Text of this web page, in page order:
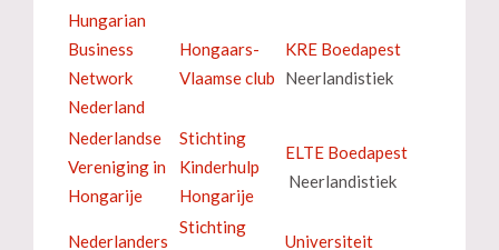
Hungarian
Business
Network
Nederland
Hongaars-
Vlaamse club
KRE Boedapest
Neerlandistiek
Nederlandse
Vereniging in
Hongarije
Stichting
Kinderhulp
Hongarije
ELTE Boedapest
Neerlandistiek
Nederlanders
Stichting
Universiteit